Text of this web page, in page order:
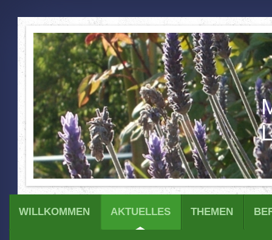
WILLKOMMEN AKTUELLES THEMEN